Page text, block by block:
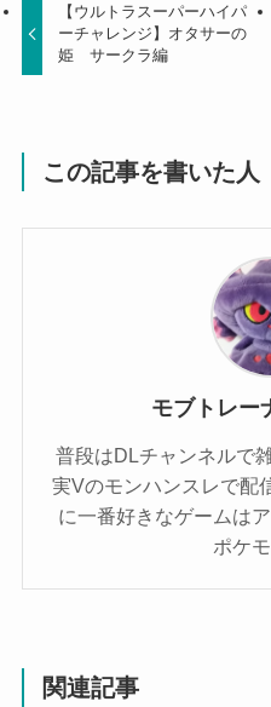
【ウルトラスーパーハイパ
ーチャレンジ】オタサーの
姫 サークラ編
この記事を書いた人
モブトレー
普段はDLチャンネルで
実Vのモンハンスレで配
に一番好きなゲームは
ポケ
関連記事